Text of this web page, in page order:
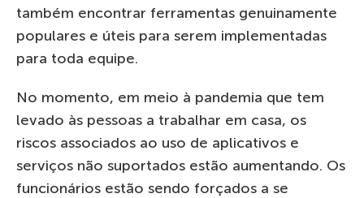
também encontrar ferramentas genuinamente
populares e úteis para serem implementadas
para toda equipe.
No momento, em meio à pandemia que tem
levado às pessoas a trabalhar em casa, os
riscos associados ao uso de aplicativos e
serviços não suportados estão aumentando. Os
funcionários estão sendo forçados a se